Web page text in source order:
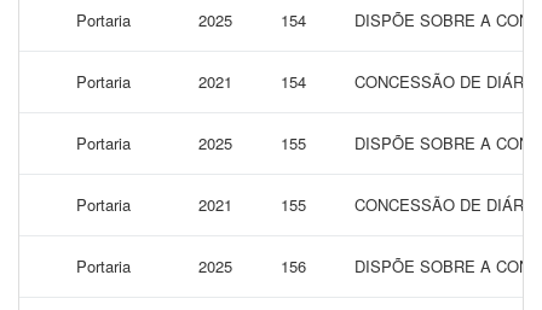
Portaria 2025 154 DISPÕE SOBRE A
Portaria 2021 154 CONCESSÃO DE
Portaria 2025 155 DISPÕE SOBRE A
Portaria 2021 155 CONCESSÃO DE
Portaria 2025 156 DISPÕE SOBRE A